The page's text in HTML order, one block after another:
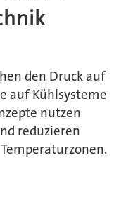
den Druck auf
auf Kühlsysteme
nutzen
reduzieren